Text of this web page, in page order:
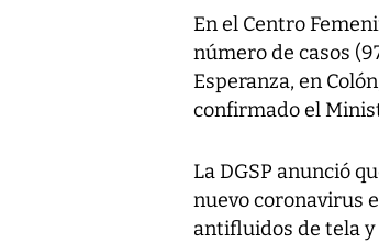
En el Centro
número de casos
Esperanza, en
confirmado el
La DGSP anunció
nuevo coronavirus
antifluidos de tela y